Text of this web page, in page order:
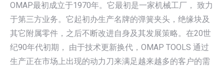
OMAP最初成立于1970年。它最初是一家机械工厂， 致力
于第三方业务。它起初办生产名牌的弹簧夹头，绝缘块及
其它附属零件，之后不断改进自身及其发展策略。在20世
纪90年代初期， 由于技术更新换代，OMAP TOOLS 通过
生产正在市场上出现的动力刀来满足越来越多的客户的需